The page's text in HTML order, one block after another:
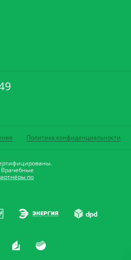
Политика конфиденциальности
Врачебные
по